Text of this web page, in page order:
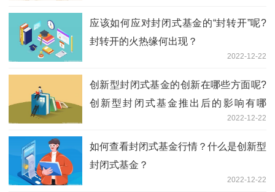
应该如何应对封闭式基金的“封转开”呢?
封转开的火热缘何出现？
2022-12-22
创新型封闭式基金的创新在哪些方面呢?
创新型封闭式基金推出后的影响有哪
2022-12-22
如何查看封闭式基金行情？什么是创新型
封闭式基金？
2022-12-22